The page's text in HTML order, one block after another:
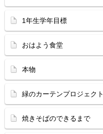
1年生学年目標
おはよう食堂
本物
緑のカーテンプロジェクト
焼きそばのできるまで